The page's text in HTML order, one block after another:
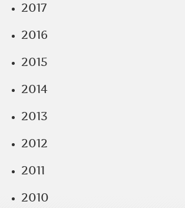
2017
2016
2015
2014
2013
2012
2011
2010